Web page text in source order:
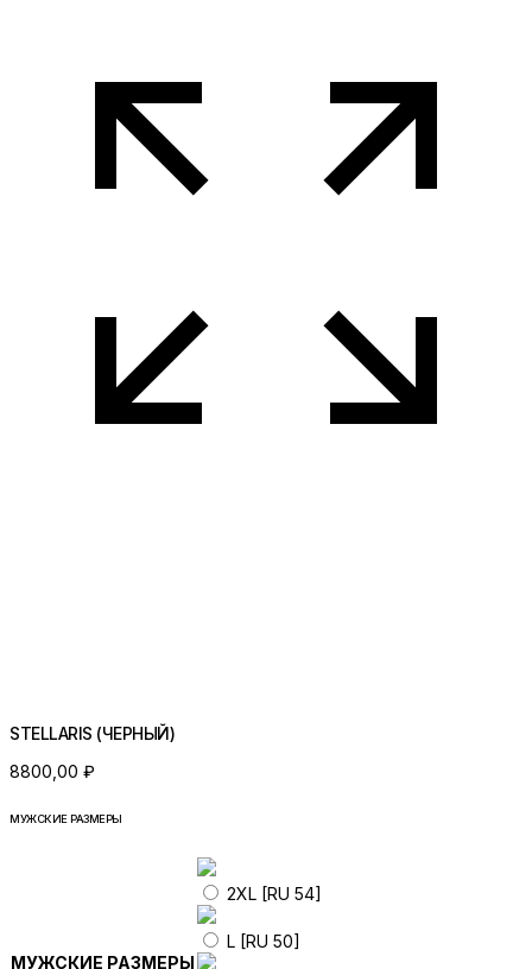
STELLARIS (ЧЕРНЫЙ)
8800,00 ₽
МУЖСКИЕ РАЗМЕРЫ
МУЖСКИЕ РАЗМЕРЫ
2XL [RU 54]
L [RU 50]